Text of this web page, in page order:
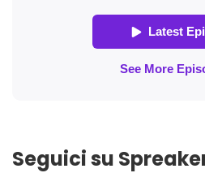
Seguici su